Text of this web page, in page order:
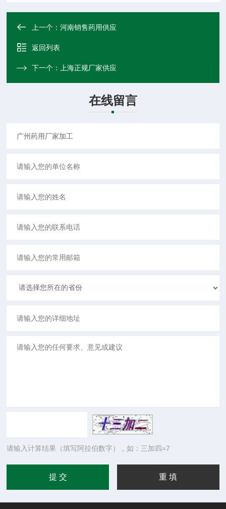
上一个：河南销售药用供应
返回列表
下一个： 上海正规厂家供应
在线留言
请输入计算结果（填写阿拉伯数字），如：三加四=7